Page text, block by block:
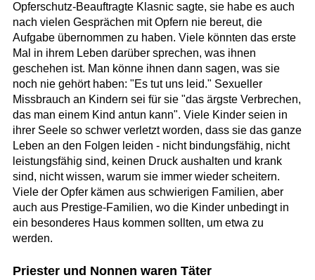
Opferschutz-Beauftragte Klasnic sagte, sie habe es auch
nach vielen Gesprächen mit Opfern nie bereut, die
Aufgabe übernommen zu haben. Viele könnten das erste
Mal in ihrem Leben darüber sprechen, was ihnen
geschehen ist. Man könne ihnen dann sagen, was sie
noch nie gehört haben: "Es tut uns leid." Sexueller
Missbrauch an Kindern sei für sie "das ärgste Verbrechen,
das man einem Kind antun kann". Viele Kinder seien in
ihrer Seele so schwer verletzt worden, dass sie das ganze
Leben an den Folgen leiden - nicht bindungsfähig, nicht
leistungsfähig sind, keinen Druck aushalten und krank
sind, nicht wissen, warum sie immer wieder scheitern.
Viele der Opfer kämen aus schwierigen Familien, aber
auch aus Prestige-Familien, wo die Kinder unbedingt in
ein besonderes Haus kommen sollten, um etwa zu
werden.
Priester und Nonnen waren Täter